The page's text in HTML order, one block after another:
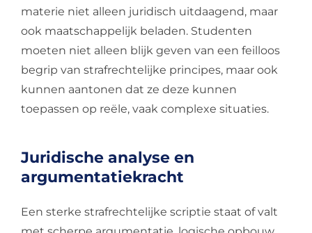
materie niet alleen juridisch uitdaagend, maar
ook maatschappelijk beladen. Studenten
moeten niet alleen blijk geven van een feilloos
begrip van strafrechtelijke principes, maar ook
kunnen aantonen dat ze deze kunnen
toepassen op reële, vaak complexe situaties.
Juridische analyse en
argumentatiekracht
Een sterke strafrechtelijke scriptie staat of valt